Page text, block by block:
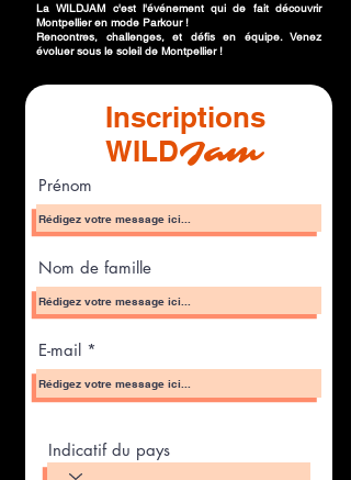
La WILDJAM c'est l'événement qui de fait découvrir
Montpellier en mode Parkour !
Rencontres, challenges, et défis en équipe. Venez
évoluer sous le soleil de Montpellier !
Inscriptions
WILDJam
Prénom
Nom de famille
E-mail
Indicatif du pays